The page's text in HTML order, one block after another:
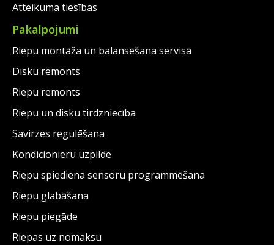
Atteikuma tiesības
Pakalpojumi
Riepu montāža un balansēšana servisā
Disku remonts
Riepu remonts
Riepu un disku tirdzniecība
Savirzes regulēšana
Kondicionieru uzpilde
Riepu spiediena sensoru programmēšana
Riepu glabāšana
Riepu piegāde
Riepas uz nomaksu